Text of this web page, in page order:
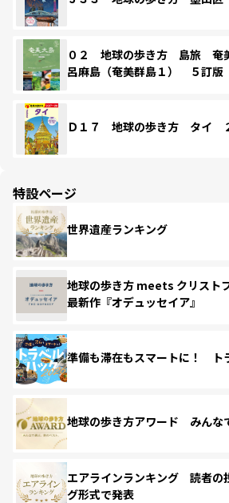
０２ 地球の歩き方 島旅 奄
呂麻島（奄美群島１） ５訂版
Ｄ１７ 地球の歩き方 タイ
特設ページ
世界遺産ランキング
地球の歩き方 meets クリスト
最新作『オデュッセイア』
準備も滞在もスマートに！ ト
地球の歩き方アワード みんな
エアラインランキング 読者の
グ形式で発表